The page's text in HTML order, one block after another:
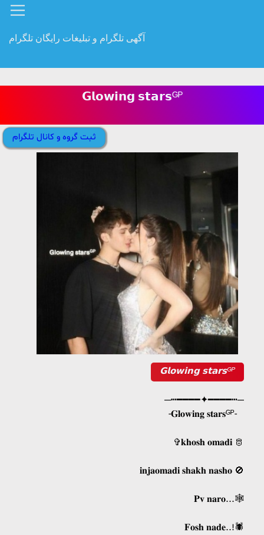
آگهی تلگرام و تبلیغات رایگان تلگرام
𝗚𝗹𝗼𝘄𝗶𝗻𝗴 𝘀𝘁𝗮𝗿𝘀ᴳᴾ
ثبت گروه و کانال تلگرام
𝗚𝗹𝗼𝘄𝗶𝗻𝗴 𝘀𝘁𝗮𝗿𝘀ᴳᴾ
─┅━━━━✦━━━━┅─
-𝐆𝐥𝐨𝐰𝐢𝐧𝐠 𝐬𝐭𝐚𝐫𝐬ᴳᴾ-
✞𝐤𝐡𝐨𝐬𝐡 𝐨𝐦𝐚𝐝𝐢 🫅
𝐢𝐧𝐣𝐚𝐨𝐦𝐚𝐝𝐢 𝐬𝐡𝐚𝐤𝐡 𝐧𝐚𝐬𝐡𝐨 🚫
𝐏𝐯 𝐧𝐚𝐫𝐨...🕸
𝐅𝐨𝐬𝐡 𝐧𝐚𝐝𝐞..!🕷